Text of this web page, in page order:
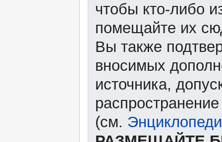
чтобы кто-либо
помещайте их
Вы также
вносимых
источника,
(см.